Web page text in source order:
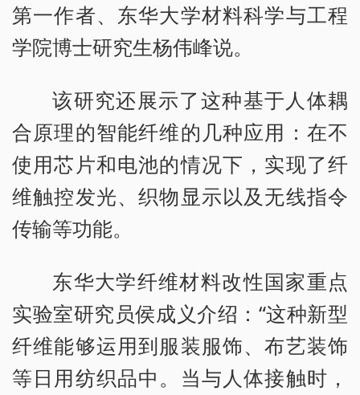
第一作者、东华大学材料科学与工程
学院博士研究生杨伟峰说。
该研究还展示了这种基于人体耦
合原理的智能纤维的几种应用：在不
使用芯片和电池的情况下，实现了纤
维触控发光、织物显示以及无线指令
传输等功能。
东华大学纤维材料改性国家重点
实验室研究员侯成义介绍：“这种新型
纤维能够运用到服装服饰、布艺装饰
等日用纺织品中。当与人体接触时，